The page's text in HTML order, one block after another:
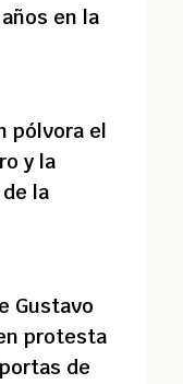
en la
pólvora el
y la
la
Gustavo
protesta
de